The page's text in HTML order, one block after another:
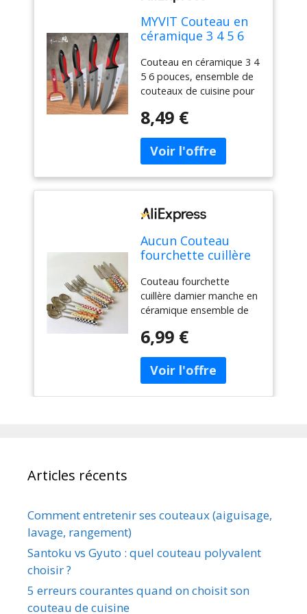
MYVIT Couteau en
céramique 3 4 5 6
de couteaux de
cuisine pour Chef,
lame noire en
légumes et fruits,
outil de cuisine
Couteau en céramique 3 4
5 6 pouces, ensemble de
couteaux de cuisine pour
zircone, pour légumes et
8,49 €
Aucun Couteau
fourchette cuillère
céramique
ensemble de
couverts vaisselle
fourchette à
Dessert couteau
cuillère 3
pièces/ensemble
Couteau fourchette
cuillère damier manche en
céramique ensemble de
occidentale fourchette à
pièces/ensemble
6,99 €
Articles récents
Comment entretenir ses couteaux (aiguisage,
lavage, rangement)
Santoku vs Gyuto : quel couteau polyvalent
choisir ?
5 erreurs courantes quand on choisit son
couteau de cuisine